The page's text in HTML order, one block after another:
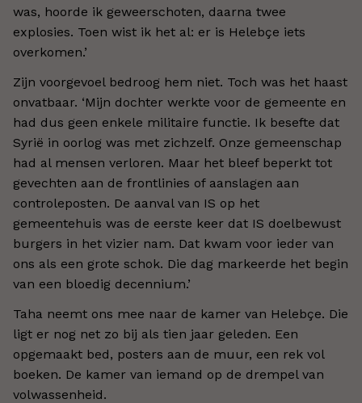
was, hoorde ik geweerschoten, daarna twee
explosies. Toen wist ik het al: er is Helebçe iets
overkomen.’
Zijn voorgevoel bedroog hem niet. Toch was het haast
onvatbaar. ‘Mijn dochter werkte voor de gemeente en
had dus geen enkele militaire functie. Ik besefte dat
Syrië in oorlog was met zichzelf. Onze gemeenschap
had al mensen verloren. Maar het bleef beperkt tot
gevechten aan de frontlinies of aanslagen aan
controleposten. De aanval van IS op het
gemeentehuis was de eerste keer dat IS doelbewust
burgers in het vizier nam. Dat kwam voor ieder van
ons als een grote schok. Die dag markeerde het begin
van een bloedig decennium.’
Taha neemt ons mee naar de kamer van Helebçe. Die
ligt er nog net zo bij als tien jaar geleden. Een
opgemaakt bed, posters aan de muur, een rek vol
boeken. De kamer van iemand op de drempel van
volwassenheid.